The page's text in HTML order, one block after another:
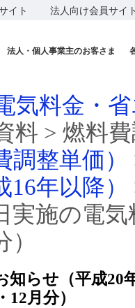
イト 法人向け会員サイ
法人・個人事業主のお客さま
気料金・
料 > 燃料
整単価）
年以降）
実施の電
知らせ（平成20
12月分）